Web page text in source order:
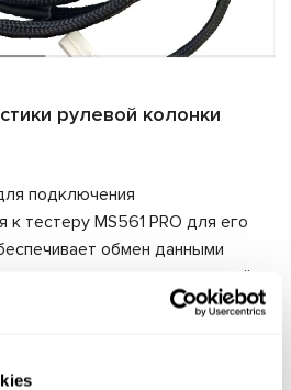
рулевой колонки
подключения
к тестеру MS561 PRO для его
обмен данными
а также подаёт
на агрегат. Благодаря